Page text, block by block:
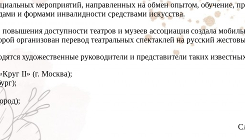
мероприятий, направленных на обмен опытом, обучение,
и формами инвалидности средствами искусства.
повышения доступности театров и музеев ассоциация создала
организован перевод театральных спектаклей на русский
художественные руководители и представители таких
II» (г. Москва);